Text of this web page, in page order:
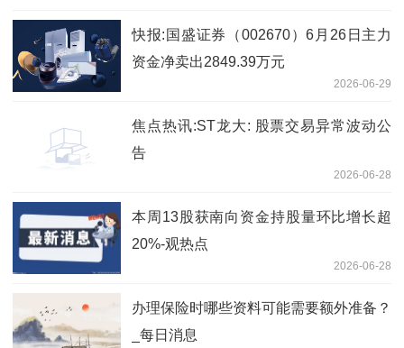
快报:国盛证券（002670）6月26日主力
资金净卖出2849.39万元
2026-06-29
焦点热讯:ST龙大: 股票交易异常波动公
告
2026-06-28
本周13股获南向资金持股量环比增长超
20%-观热点
2026-06-28
办理保险时哪些资料可能需要额外准备？
_每日消息